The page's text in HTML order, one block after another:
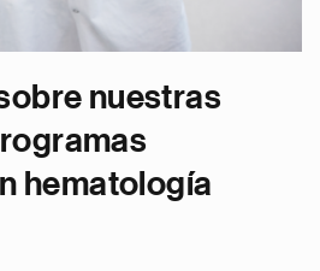
nuestras
hematología